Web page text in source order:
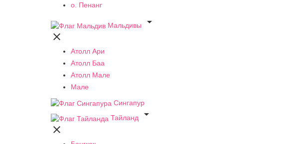
о. Пенанг
Мальдивы


Атолл Ари
Атолл Баа
Атолл Мале
Мале
Сингапур
Тайланд

